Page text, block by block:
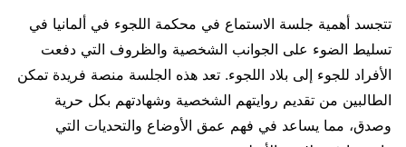
تتجسد أهمية جلسة الاستماع في محكمة اللجوء في ألمانيا في
تسليط الضوء على الجوانب الشخصية والظروف التي دفعت
الأفراد للجوء إلى بلاد اللجوء. تعد هذه الجلسة منصة فريدة تمكن
الطالبين من تقديم روايتهم الشخصية وشهادتهم بكل حرية
وصدق، مما يساعد في فهم عمق الأوضاع والتحديات التي